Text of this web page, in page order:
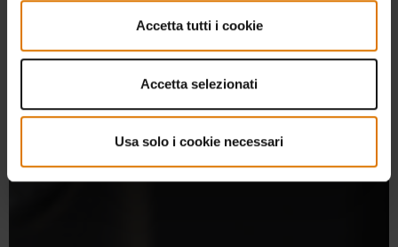
Accetta tutti i cookie
Accetta selezionati
Usa solo i cookie necessari